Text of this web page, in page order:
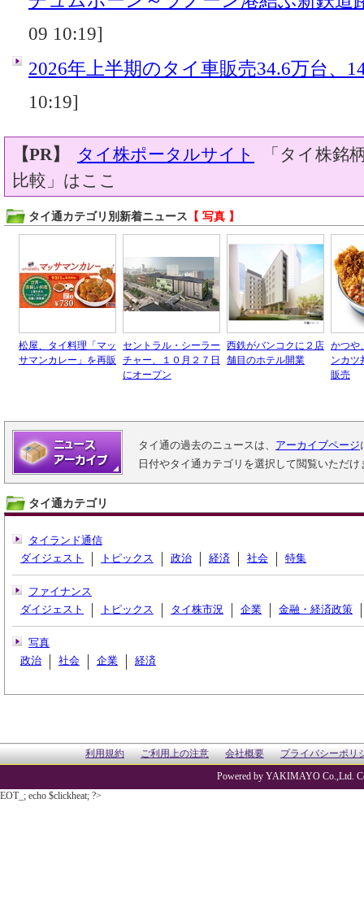
09 10:19]
2026年上半期のタイ車販売34.6万台、
10:19]
【PR】 タイ株ポータルサイト
「タイ株銘
比較」はここ
タイ通カテゴリ別新着ニュース 【 写真 】
松屋、タイ料理「マッ
サマンカレー」を再販
セントラル・シーラー
チャー、１０月２７日
にオープン
西鉄がバンコクに２店
舗目のホテル開業
かつや
ンカツ
販売
タイ通の過去のニュースは、 アーカイブページ
日付やタイ通カテゴリを選択して閲覧いただけ
タイ通カテゴリ
タイランド通信
ダイジェスト
トピックス 政治 経済 社会 特集
ファイナンス
ダイジェスト
トピックス タイ株市況 企業 金融・経済政策
写真
政治
社会 企業 経済
利用規約 ご利用上の注意 会社概要 プライバシーポリ
Powered by YAKIMAYO Co.,Ltd.
EOT_; echo $clickheat; ?>